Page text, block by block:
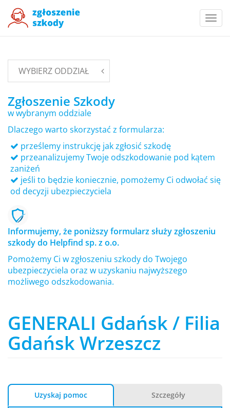
WYBIERZ ODDZIAŁ
Zgłoszenie Szkody
w wybranym oddziale
Dlaczego warto skorzystać z formularza:
prześlemy instrukcję jak zgłosić szkodę
przeanalizujemy Twoje odszkodowanie pod kątem
zaniżeń
jeśli to będzie koniecznie, pomożemy Ci odwołać się
od decyzji ubezpieczyciela
Informujemy, że poniższy formularz służy zgłoszeniu
szkody do Helpfind sp. z o.o.
Pomożemy Ci w zgłoszeniu szkody do Twojego
ubezpieczyciela oraz w uzyskaniu najwyższego
możliwego odszkodowania.
GENERALI Gdańsk / Filia
Gdańsk Wrzeszcz
Uzyskaj pomoc Szczegóły